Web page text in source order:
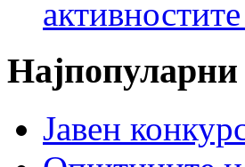
Најпопуларни
Јавен